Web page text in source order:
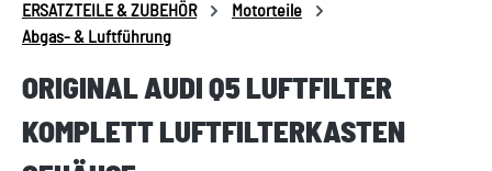
ERSATZTEILE & ZUBEHÖR
Motorteile
Abgas- & Luftführung
ORIGINAL AUDI Q5 LUFTFILTER
KOMPLETT LUFTFILTERKASTEN